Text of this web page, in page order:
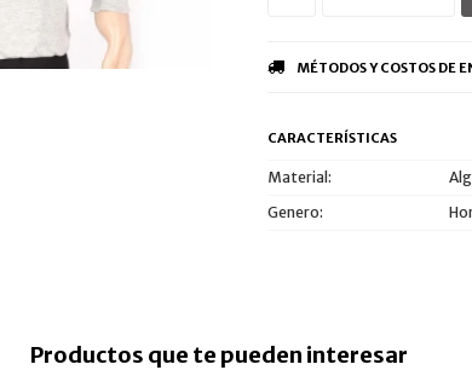
MÉTODOS Y COSTOS DE
CARACTERÍSTICAS
Material
Genero
Productos que te pueden interesar